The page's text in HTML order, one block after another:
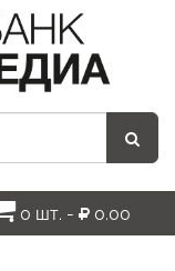
0 шт. - 0.00